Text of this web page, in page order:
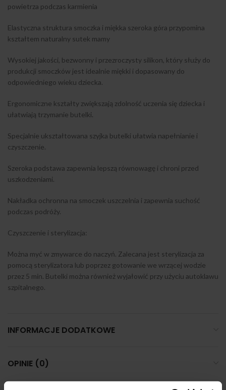
powietrza podczas karmienia
Elastyczna struktura smoczka i miękka szeroka góra przypomina
kształtem naturalny sutek mamy
Wysokiej jakości, bezwonny i przezroczysty silikon, który służy do
produkcji smoczków jest idealnie miękki i dopasowany do
odpowiedniego wieku dziecka.
Ergonomiczne kształty zwiększają zdolność uczenia się dziecka i
ułatwiają trzymanie butelki.
Specjalnie ukształtowana szyjka butelki ułatwia napełnianie i
czyszczenie.
Szeroka podstawa zapewnia lepszą równowagę i chroni przed
uszkodzeniami.
Nakładka ochronna na smoczek uszczelnia i zapewnia suchość
podczas podróży.
Czyszczenie i sterylizacja:
Można myć w zmywarce do naczyń. Zalecana jest sterylizacja za
pomocą sterylizatora lub poprzez gotowanie we wrzącej wodzie
przez 5 min. Butelki można również wyjałowić przy użyciu autoklawu
szpitalnego.
INFORMACJE DODATKOWE
OPINIE (0)